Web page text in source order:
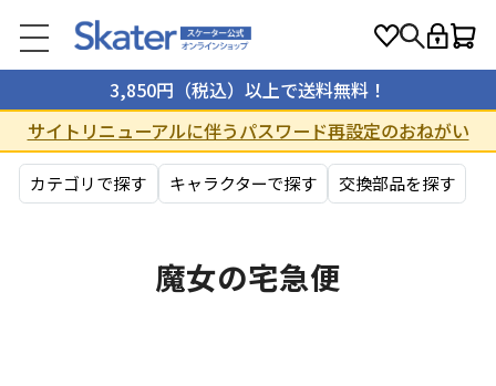
3,850円（税込）以上で送料無料！
サイトリニューアルに伴うパスワード再設定のおねがい
カテゴリで探す キャラクターで探す 交換部品を探す
魔女の宅急便